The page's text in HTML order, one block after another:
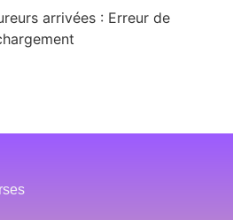
arrivées : Erreur de